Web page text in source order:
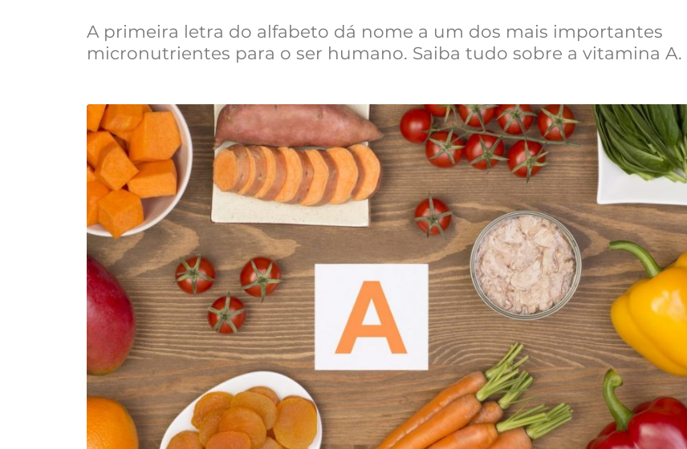
A primeira letra do alfabeto dá nome a um dos mais importantes
micronutrientes para o ser humano. Saiba tudo sobre a vitamina A.